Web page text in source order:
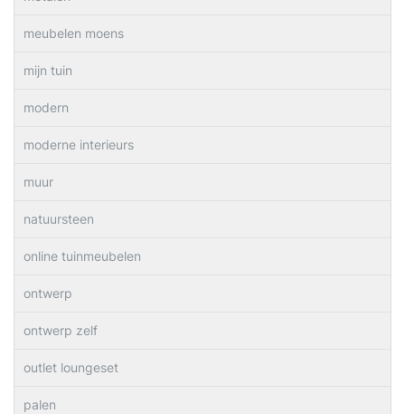
meubelen moens
mijn tuin
modern
moderne interieurs
muur
natuursteen
online tuinmeubelen
ontwerp
ontwerp zelf
outlet loungeset
palen